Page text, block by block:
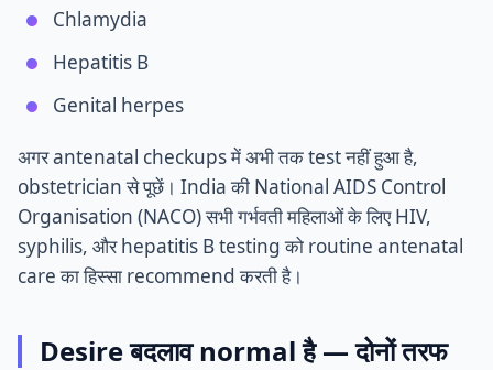
Chlamydia
Hepatitis B
Genital herpes
अगर antenatal checkups में अभी तक test नहीं हुआ है,
obstetrician से पूछें। India की National AIDS Control
Organisation (NACO) सभी गर्भवती महिलाओं के लिए HIV,
syphilis, और hepatitis B testing को routine antenatal
care का हिस्सा recommend करती है।
Desire बदलाव normal है — दोनों तरफ